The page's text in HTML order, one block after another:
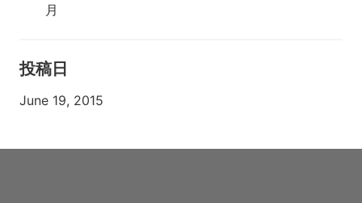
月
投稿日
June 19, 2015